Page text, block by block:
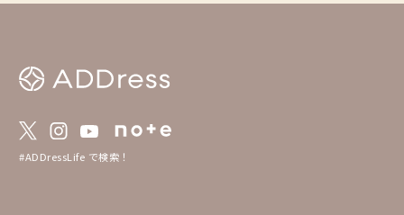
#ADDressLife で検索！